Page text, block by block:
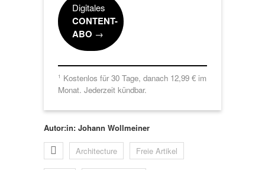
Digitales
CONTENT-
ABO →
1 Kostenlos für 30 Tage, danach 12,99 € im
Monat. Jederzeit kündbar.
Autor:in: Johann Wollmeiner
Architecture Freie Artikel